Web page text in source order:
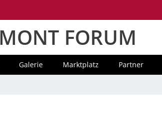
FORUM
Galerie Marktplatz Partner